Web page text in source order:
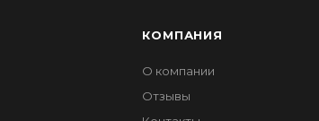
КОМПАНИЯ
О компании
Отзывы